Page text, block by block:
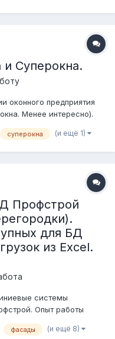
и Суперокна.
оконного предприятия
Менее интересно).
(Urban, Pertici,
суперокна (и ещё 1)
Профстрой
для БД
из Excel.
системы
Опыт работы
Профстрой как для
фасады (и ещё 8)